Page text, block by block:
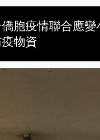
僑胞疫情聯合應
物資